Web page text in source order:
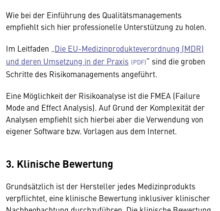
Wie bei der Einführung des Qualitätsmanagements
empfiehlt sich hier professionelle Unterstützung zu holen.
Im Leitfaden „ Die EU-Medizinprodukteverordnung (MDR)
und deren Umsetzung in der Praxis
“ sind die groben
Schritte des Risikomanagements angeführt.
Eine Möglichkeit der Risikoanalyse ist die FMEA (Failure
Mode and Effect Analysis). Auf Grund der Komplexität der
Analysen empfiehlt sich hierbei aber die Verwendung von
eigener Software bzw. Vorlagen aus dem Internet.
3. Klinische Bewertung
Grundsätzlich ist der Hersteller jedes Medizinprodukts
verpflichtet, eine klinische Bewertung inklusiver klinischer